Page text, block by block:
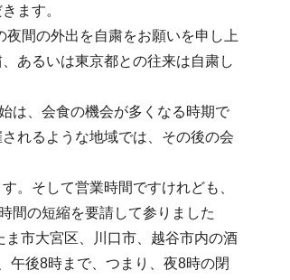
ます。
間の外出を自粛をお願いを申し上
あるいは東京都との往来は自粛し
は、会食の機会が多くなる時期で
れるような地域では、その後の会
。そして営業時間ですけれども、
間の短縮を要請して参りました
市大宮区、川口市、越谷市内の酒
午後8時まで、つまり、夜8時の閉